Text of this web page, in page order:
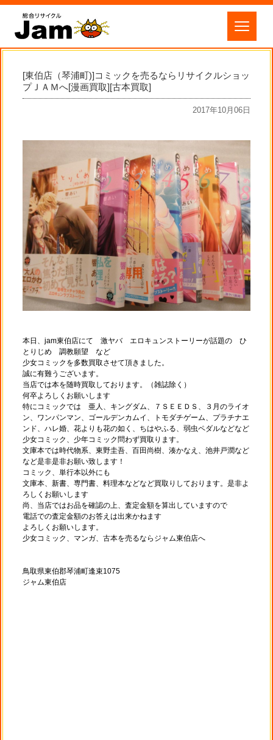
[東伯店（琴浦町)]コミックを売るならリサイクルショッ
プＪＡＭへ[漫画買取][古本買取]
2017年10月06日
本日、jam東伯店にて 激ヤバ エロキュンストーリーが話題の ひ
とりじめ 調教願望 など
少女コミックを多数買取させて頂きました。
誠に有難うございます。
当店では本を随時買取しております。（雑誌除く）
何卒よろしくお願いします
特にコミックでは 亜人、キングダム、７ＳＥＥＤＳ、３月のライオ
ン、ワンパンマン、ゴールデンカムイ、トモダチゲーム、プラチナエ
ンド、ハレ婚、花よりも花の如く、ちはやふる、弱虫ペダルなどなど
少女コミック、少年コミック問わず買取ります。
文庫本では時代物系、東野圭吾、百田尚樹、湊かなえ、池井戸潤など
など是非是非お願い致します！
コミック、単行本以外にも
文庫本、新書、専門書、料理本などなど買取りしております。是非よ
ろしくお願いします
尚、当店ではお品を確認の上、査定金額を算出していますので
電話での査定金額のお答えは出来かねます
よろしくお願いします。
少女コミック、マンガ、古本を売るならジャム東伯店へ
鳥取県東伯郡琴浦町逢束1075
ジャム東伯店